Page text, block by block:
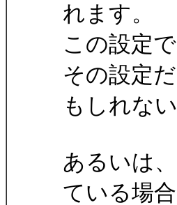
れます。
この設定
その設定
もしれな
あるいは
ている場